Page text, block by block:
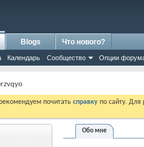
Календарь Сообщество Опции
Blogs Что нового?
почитать справку по сайту.
Обо мне